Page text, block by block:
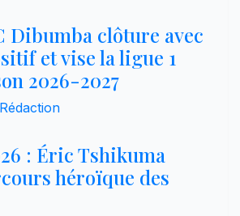
Dibumba clôture avec
et vise la ligue 1
2026-2027
Rédaction
: Éric Tshikuma
héroïque des